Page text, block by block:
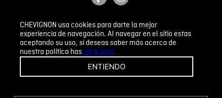
CHEVIGNON usa cookies para darte la mejor
experiencia de navegación. Al navegar en el sitio estas
aceptando su uso, si deseas saber más acerca de
nuestra política hasclick aquí.
ENTIENDO
PETICIONES, QUEJAS Y RECLAMOS
¡CAMBIOS Y DEVOLUCIONES FÁCILES!